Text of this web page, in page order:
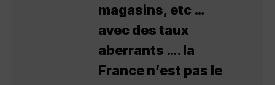
magasins, etc …
avec des taux
aberrants …. la
France n’est pas le